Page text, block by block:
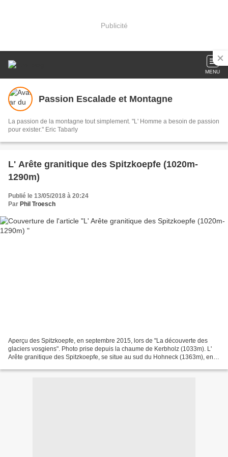
Publicité
MENU
Passion Escalade et Montagne
La passion de la montagne tout simplement. "L' Homme a besoin de passion
pour exister." Eric Tabarly
L' Arête granitique des Spitzkoepfe (1020m-
1290m)
Publié le 13/05/2018 à 20:24
Par Phil Troesch
Aperçu des Spitzkoepfe, en septembre 2015, lors de "La découverte des
glaciers vosgiens". Photo prise depuis la chaume de Kerbholz (1033m). L'
Arête granitique des Spitzkoepfe, se situe au sud du Hohneck (1363m), en